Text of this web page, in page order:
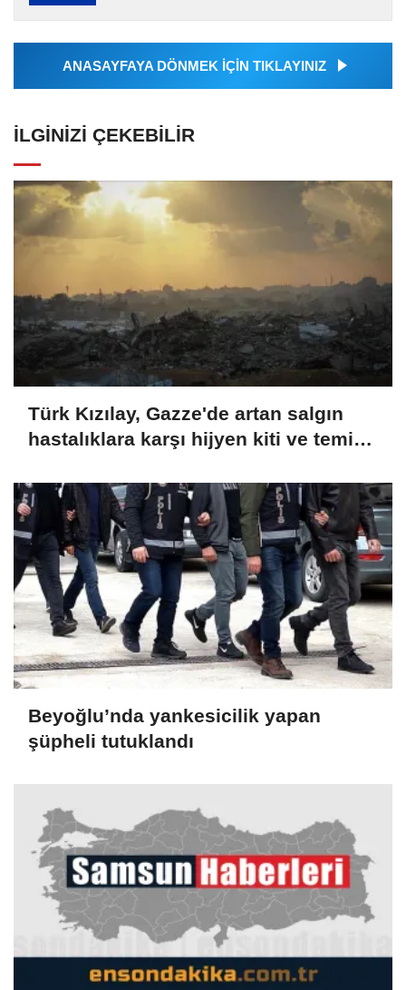
Ajansı tarafından...
ANASAYFAYA DÖNMEK İÇİN TIKLAYINIZ
İLGINIZI ÇEKEBILIR
Türk Kızılay, Gazze'de artan salgın
hastalıklara karşı hijyen kiti ve temiz
Beyoğlu’nda yankesicilik yapan
şüpheli tutuklandı